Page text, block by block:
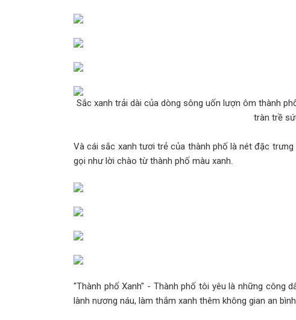
Sắc xanh trải dài của dòng sông uốn lượn ôm thành
tràn trề
Và cái sắc xanh tươi trẻ của thành phố là nét đặc
gọi như lời chào từ thành phố màu xanh.
"Thành phố Xanh" - Thành phố tôi yêu là những công
lành nương náu, làm thắm xanh thêm không gian an